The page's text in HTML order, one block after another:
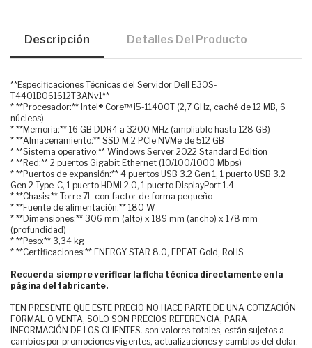
Descripción Detalles Del Producto
**Especificaciones Técnicas del Servidor Dell E30S-
T4401B061612T3ANv1**
* **Procesador:** Intel® Core™ i5-11400T (2,7 GHz, caché de 12 MB, 6
núcleos)
* **Memoria:** 16 GB DDR4 a 3200 MHz (ampliable hasta 128 GB)
* **Almacenamiento:** SSD M.2 PCIe NVMe de 512 GB
* **Sistema operativo:** Windows Server 2022 Standard Edition
* **Red:** 2 puertos Gigabit Ethernet (10/100/1000 Mbps)
* **Puertos de expansión:** 4 puertos USB 3.2 Gen 1, 1 puerto USB 3.2
Gen 2 Type-C, 1 puerto HDMI 2.0, 1 puerto DisplayPort 1.4
* **Chasis:** Torre 7L con factor de forma pequeño
* **Fuente de alimentación:** 180 W
* **Dimensiones:** 306 mm (alto) x 189 mm (ancho) x 178 mm
(profundidad)
* **Peso:** 3,34 kg
* **Certificaciones:** ENERGY STAR 8.0, EPEAT Gold, RoHS
Recuerda siempre verificar la ficha técnica directamente en la
página del fabricante.
TEN PRESENTE QUE ESTE PRECIO NO HACE PARTE DE UNA COTIZACIÓN
FORMAL O VENTA, SOLO SON PRECIOS REFERENCIA, PARA
INFORMACIÓN DE LOS CLIENTES. son valores totales, están sujetos a
cambios por promociones vigentes, actualizaciones y cambios del dolar.